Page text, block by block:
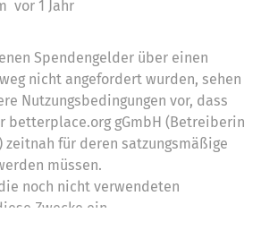
vor 1 Jahr
Spendengelder über einen
nicht angefordert wurden, sehen
Nutzungsbedingungen vor, dass
betterplace.org gGmbH (Betreiberin
für deren satzungsmäßige
müssen.
noch nicht verwendeten
Zwecke ein